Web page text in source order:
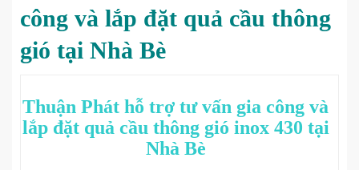
công và lắp đặt quả cầu thông
gió tại Nhà Bè
Thuận Phát hỗ trợ tư vấn gia công và
lắp đặt quả cầu thông gió inox 430 tại
Nhà Bè